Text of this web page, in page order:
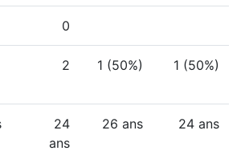
0
2 1 (50%) 1 (50%)
24
ans
26 ans 24 ans